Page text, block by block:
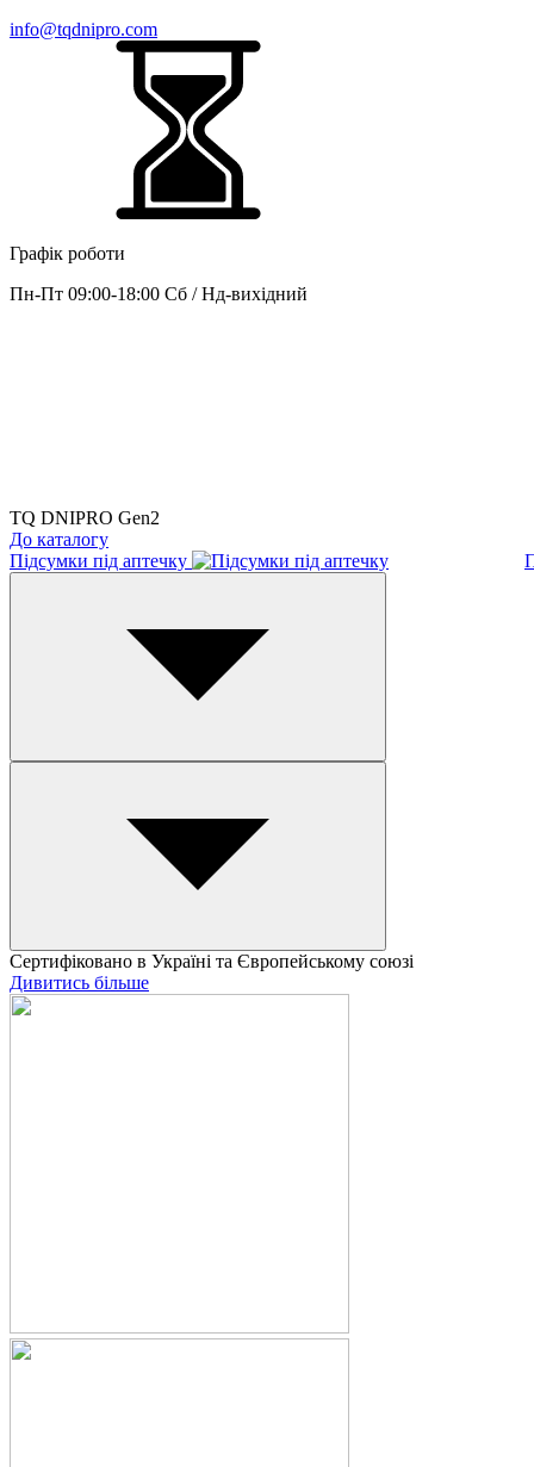
info@tqdnipro.com
Графік роботи
Пн-Пт 09:00-18:00 Сб / Нд-вихідний
TQ DNIPRO Gen2
До каталогу
Підсумки під аптечку
Сертифіковано в Україні та Європейському союзі
Дивитись більше